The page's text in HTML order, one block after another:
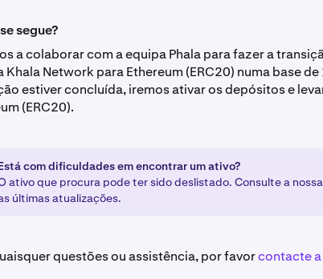
segue?
a colaborar com a equipa Phala para fazer a
Khala Network para Ethereum (ERC20) numa base
estiver concluída, iremos ativar os depósitos e
(ERC20).
com dificuldades em encontrar um ativo?
ativo que procura pode ter sido deslistado. Consulte a
últimas atualizações.
questões ou assistência, por favorcontacte